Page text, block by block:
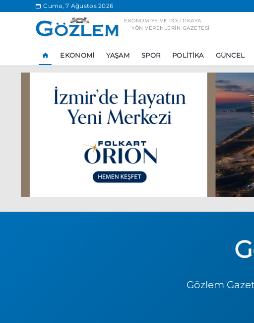
Cuma, 7 Ağustos 2026
EKONOMIYE VE POLITIKAYA
YÖN VERENLERIN GAZETESI
EKONOMI YAŞAM SPOR POLITIKA GÜNCEL
Ankara’da
Ünlü çift bir etkinliğe
Gözlem